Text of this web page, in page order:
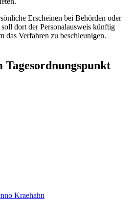
Erscheinen bei Behörden oder
dort der Personalausweis künftig
das Verfahren zu beschleunigen.
Tagesordnungspunkt
Kraehahn